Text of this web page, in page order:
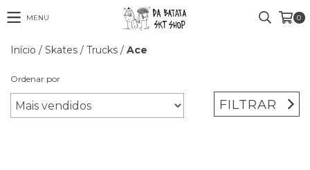
MENU 0
Início / Skates / Trucks / Ace
Ordenar por
FILTRAR